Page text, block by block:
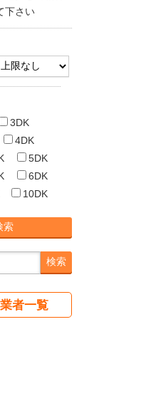
下さい
3DK
4DK
5DK
6DK
10DK
者一覧